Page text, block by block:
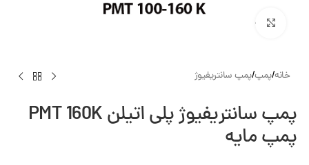
بزرگنمایی تصویر
خانه/پمپ/پمپ سانتریفیوژ
پمپ سانتریفیوژ پلی اتیلن PMT 160K
پمپ‌ مایه